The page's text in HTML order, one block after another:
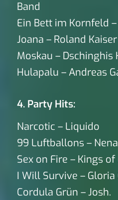
Band
Ein Bett im Kornfeld
Joana – Roland Kaiser
Moskau – Dschinghis
Hulapalu – Andreas
4. Party Hits:
Narcotic – Liquido
99 Luftballons – Nena
Sex on Fire – Kings of
I Will Survive – Gloria
Cordula Grün – Josh.